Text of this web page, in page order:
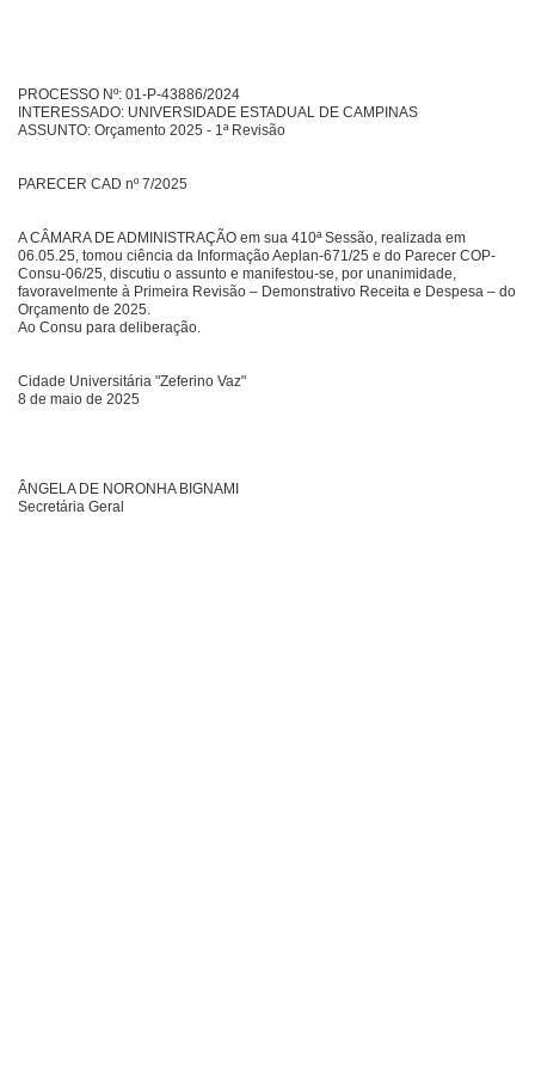
PROCESSO Nº: 01-P-43886/2024
INTERESSADO: UNIVERSIDADE ESTADUAL DE CAMPINAS
ASSUNTO: Orçamento 2025 - 1ª Revisão
PARECER CAD nº 7/2025
A CÂMARA DE ADMINISTRAÇÃO em sua 410ª Sessão, realizada em
06.05.25, tomou ciência da Informação Aeplan-671/25 e do Parecer COP-
Consu-06/25, discutiu o assunto e manifestou-se, por unanimidade,
favoravelmente à Primeira Revisão – Demonstrativo Receita e Despesa – do
Orçamento de 2025.
Ao Consu para deliberação.
Cidade Universitária "Zeferino Vaz"
8 de maio de 2025
ÂNGELA DE NORONHA BIGNAMI
Secretária Geral